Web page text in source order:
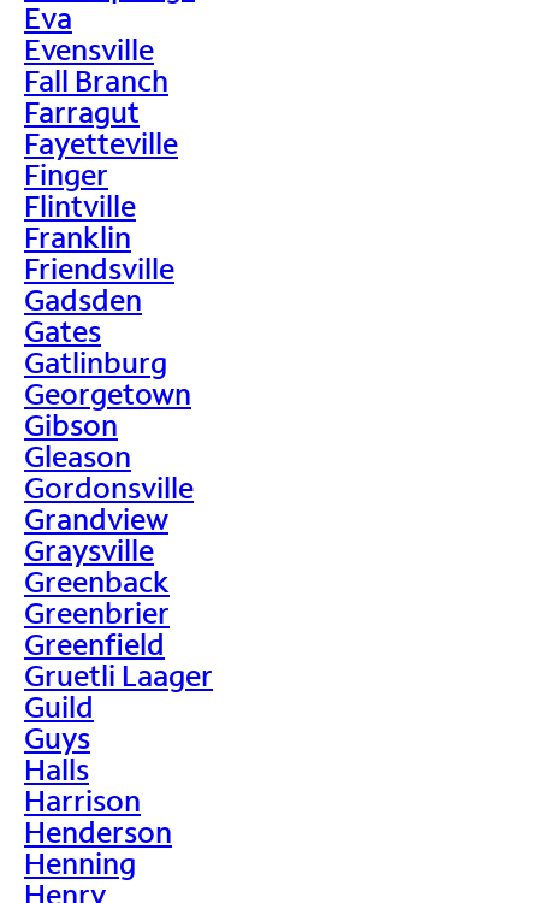
Eva
Evensville
Fall Branch
Farragut
Fayetteville
Finger
Flintville
Franklin
Friendsville
Gadsden
Gates
Gatlinburg
Georgetown
Gibson
Gleason
Gordonsville
Grandview
Graysville
Greenback
Greenbrier
Greenfield
Gruetli Laager
Guild
Guys
Halls
Harrison
Henderson
Henning
Henry